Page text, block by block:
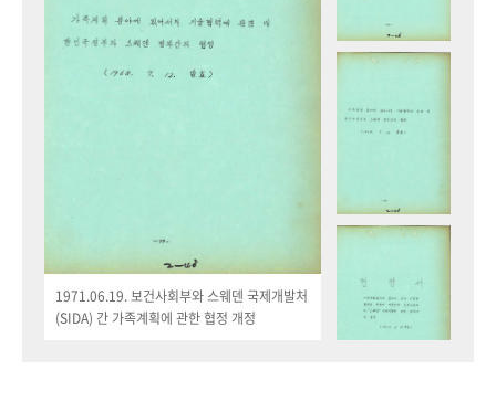
1971.06.19. 보건사회부와 스웨덴 국제개발처
(SIDA) 간 가족계획에 관한 협정 개정